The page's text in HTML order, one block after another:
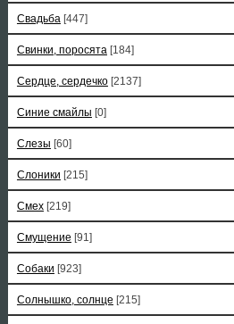
Свадьба [447]
Свинки, поросята [184]
Сердце, сердечко [2137]
Синие смайлы [0]
Слезы [60]
Слоники [215]
Смех [219]
Смущение [91]
Собаки [923]
Солнышко, солнце [215]